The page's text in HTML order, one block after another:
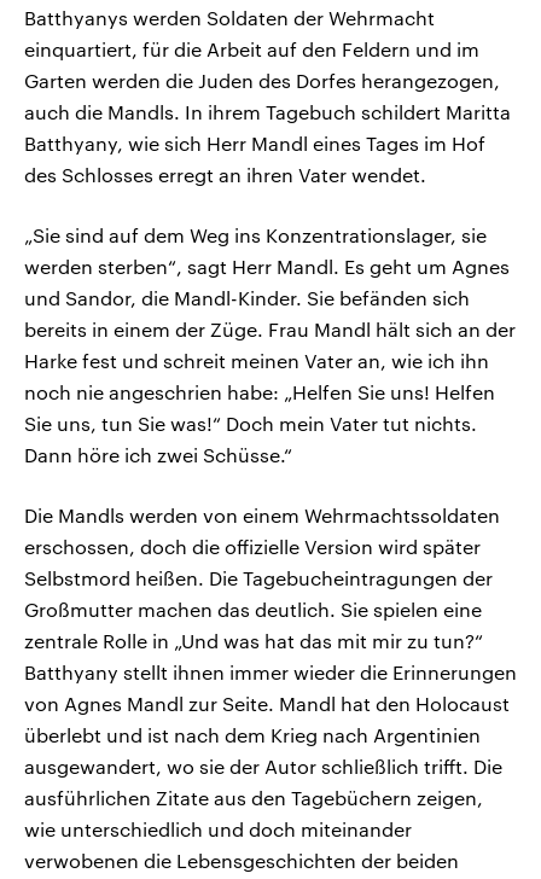
Batthyanys werden Soldaten der Wehrmacht
einquartiert, für die Arbeit auf den Feldern und im
Garten werden die Juden des Dorfes herangezogen,
auch die Mandls. In ihrem Tagebuch schildert Maritta
Batthyany, wie sich Herr Mandl eines Tages im Hof
des Schlosses erregt an ihren Vater wendet.
„Sie sind auf dem Weg ins Konzentrationslager, sie
werden sterben“, sagt Herr Mandl. Es geht um Agnes
und Sandor, die Mandl-Kinder. Sie befänden sich
bereits in einem der Züge. Frau Mandl hält sich an der
Harke fest und schreit meinen Vater an, wie ich ihn
noch nie angeschrien habe: „Helfen Sie uns! Helfen
Sie uns, tun Sie was!“ Doch mein Vater tut nichts.
Dann höre ich zwei Schüsse.“
Die Mandls werden von einem Wehrmachtssoldaten
erschossen, doch die offizielle Version wird später
Selbstmord heißen. Die Tagebucheintragungen der
Großmutter machen das deutlich. Sie spielen eine
zentrale Rolle in „Und was hat das mit mir zu tun?“
Batthyany stellt ihnen immer wieder die Erinnerungen
von Agnes Mandl zur Seite. Mandl hat den Holocaust
überlebt und ist nach dem Krieg nach Argentinien
ausgewandert, wo sie der Autor schließlich trifft. Die
ausführlichen Zitate aus den Tagebüchern zeigen,
wie unterschiedlich und doch miteinander
verwobenen die Lebensgeschichten der beiden